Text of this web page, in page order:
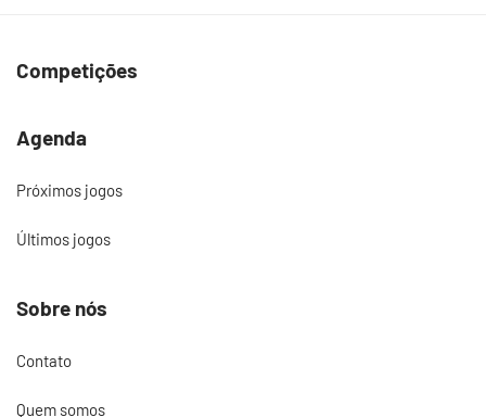
Competições
Agenda
Próximos jogos
Últimos jogos
Sobre nós
Contato
Quem somos